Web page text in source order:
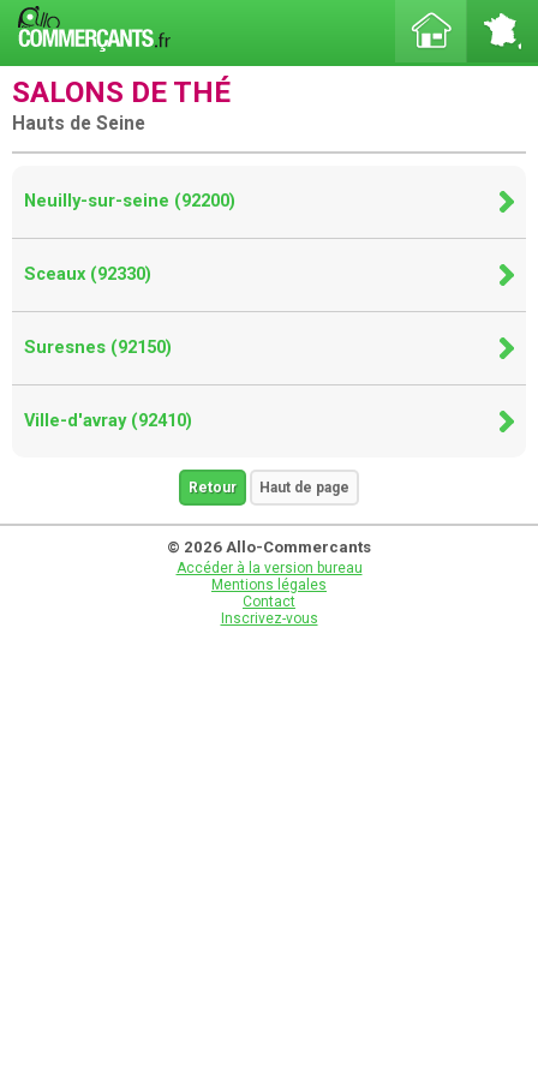
SALONS DE THÉ
Hauts de Seine
Neuilly-sur-seine (92200)
Sceaux (92330)
Suresnes (92150)
Ville-d'avray (92410)
Retour Haut de page
© 2026 Allo-Commercants
Accéder à la version bureau
Mentions légales
Contact
Inscrivez-vous